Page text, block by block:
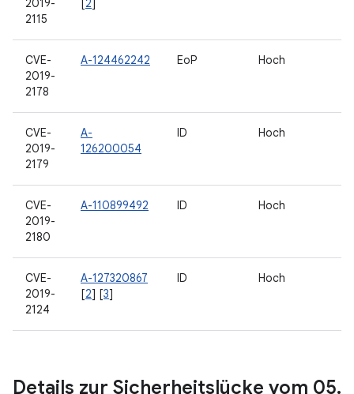
2019-
2115
[2]
CVE-
2019-
2178
A-124462242 EoP Hoch
CVE-
2019-
2179
A-
126200054
ID Hoch
CVE-
2019-
2180
A-110899492 ID Hoch
CVE-
2019-
2124
A-127320867
[2] [3]
ID Hoch
Details zur Sicherheitslücke vom 05.